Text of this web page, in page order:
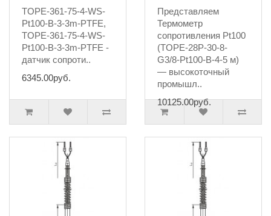
TOPE-361-75-4-WS-
Pt100-B-3-3m-PTFE,
TOPE-361-75-4-WS-
Pt100-B-3-3m-PTFE -
датчик сопроти..
6345.00руб.
Представляем
Термометр
сопротивления Pt100
(TOPE-28P-30-8-
G3/8-Pt100-B-4-5 м)
— высокоточный
промышл..
10125.00руб.